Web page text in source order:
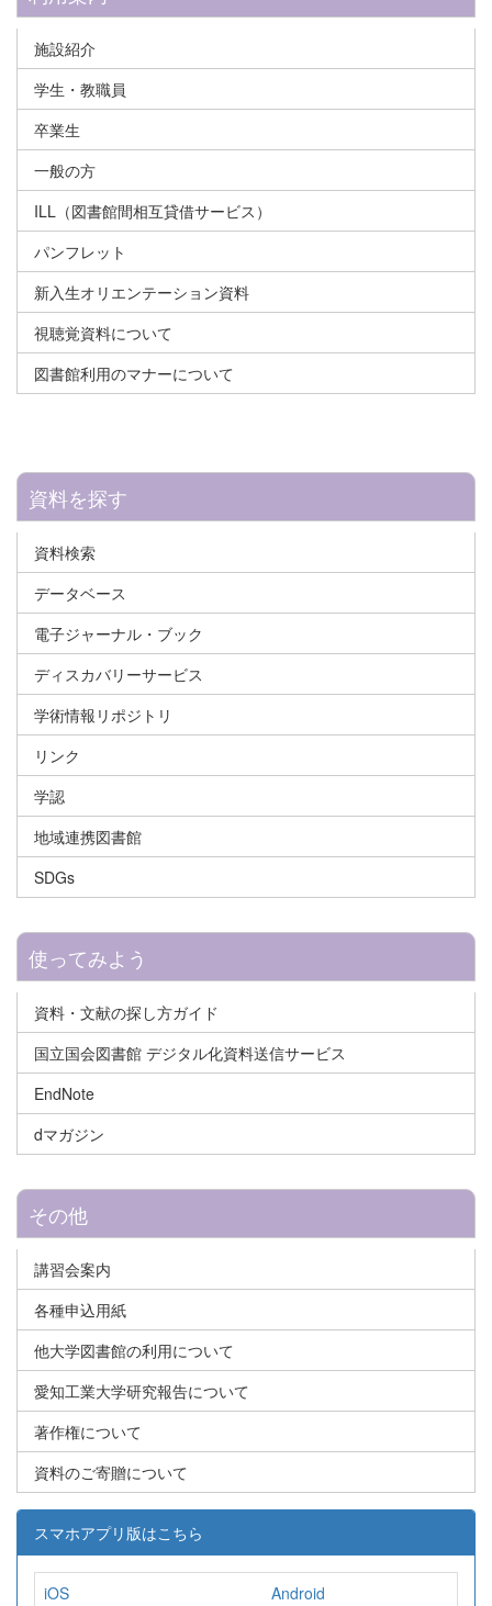
施設紹介
学生・教職員
卒業生
一般の方
ILL（図書館間相互貸借サービス）
パンフレット
新入生オリエンテーション資料
視聴覚資料について
図書館利用のマナーについて
資料を探す
資料検索
データベース
電子ジャーナル・ブック
ディスカバリーサービス
学術情報リポジトリ
リンク
学認
地域連携図書館
SDGs
使ってみよう
資料・文献の探し方ガイド
国立国会図書館 デジタル化資料送信サービス
EndNote
dマガジン
その他
講習会案内
各種申込用紙
他大学図書館の利用について
愛知工業大学研究報告について
著作権について
資料のご寄贈について
スマホアプリ版はこちら
iOS Android